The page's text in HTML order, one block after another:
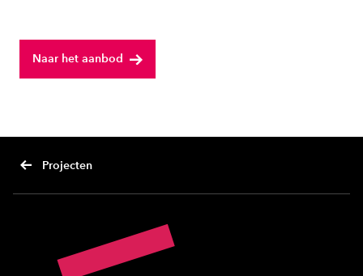
Naar het aanbod
Projecten